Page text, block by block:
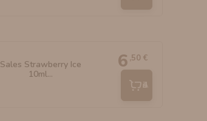
Sales Strawberry Ice
10ml...
6 ,50 €
Añadir